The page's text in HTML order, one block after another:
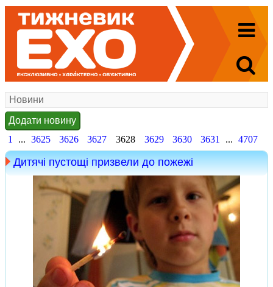
Новини
Додати новину
1
... 3625 3626 3627 3628 3629 3630 3631 ... 4707
Дитячі пустощі призвели до пожежі